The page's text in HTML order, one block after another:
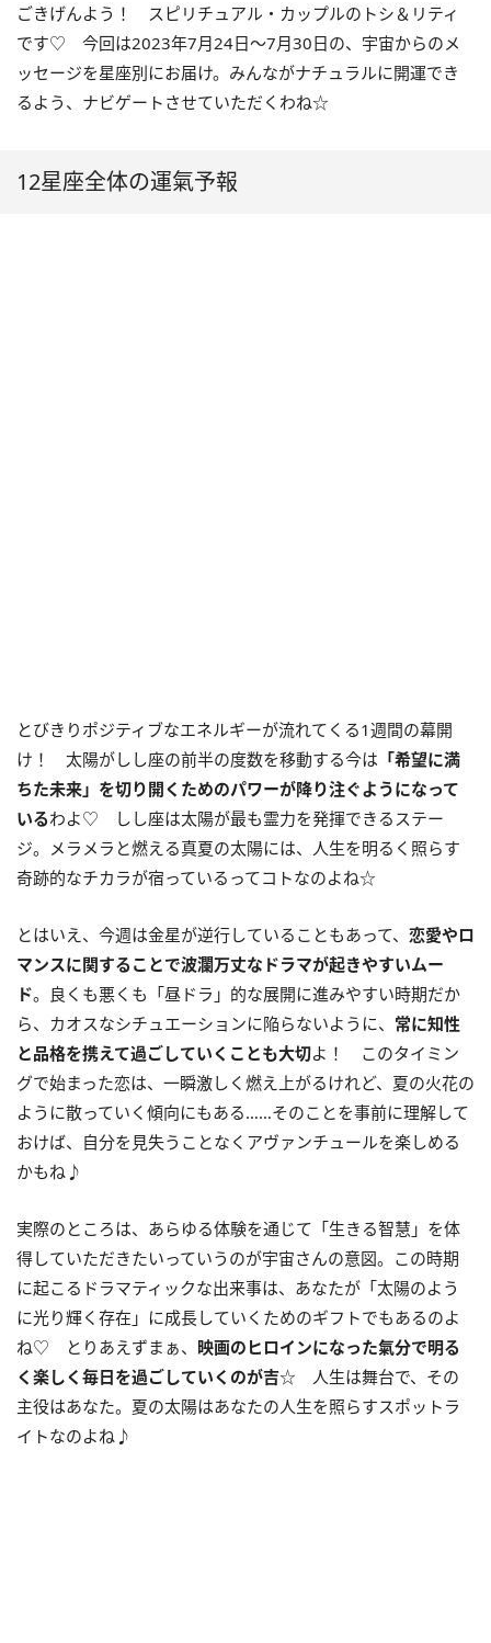
ごきげんよう！ スピリチュアル・カップルのトシ＆リティ
です♡ 今回は2023年7月24日〜7月30日の、宇宙からのメ
ッセージを星座別にお届け。みんながナチュラルに開運でき
るよう、ナビゲートさせていただくわね☆
12星座全体の運氣予報
とびきりポジティブなエネルギーが流れてくる1週間の幕開
け！ 太陽がしし座の前半の度数を移動する今は 「希望に満
ちた未来」を切り開くためのパワーが降り注ぐようになって
いるわよ♡ しし座は太陽が最も霊力を発揮できるステー
ジ。メラメラと燃える真夏の太陽には、人生を明るく照らす
奇跡的なチカラが宿っているってコトなのよね☆
とはいえ、今週は金星が逆行していることもあって、 恋愛やロ
マンスに関することで波瀾万丈なドラマが起きやすいムー
ド。良くも悪くも「昼ドラ」的な展開に進みやすい時期だか
ら、カオスなシチュエーションに陥らないように、 常に知性
と品格を携えて過ごしていくことも大切よ！ このタイミン
グで始まった恋は、一瞬激しく燃え上がるけれど、夏の火花の
ように散っていく傾向にもある……そのことを事前に理解して
おけば、自分を見失うことなくアヴァンチュールを楽しめる
かもね♪
実際のところは、あらゆる体験を通じて「生きる智慧」を体
得していただきたいっていうのが宇宙さんの意図。この時期
に起こるドラマティックな出来事は、あなたが「太陽のよう
に光り輝く存在」に成長していくためのギフトでもあるのよ
ね♡ とりあえずまぁ、 映画のヒロインになった氣分で明る
く楽しく毎日を過ごしていくのが吉☆ 人生は舞台で、その
主役はあなた。夏の太陽はあなたの人生を照らすスポットラ
イトなのよね♪